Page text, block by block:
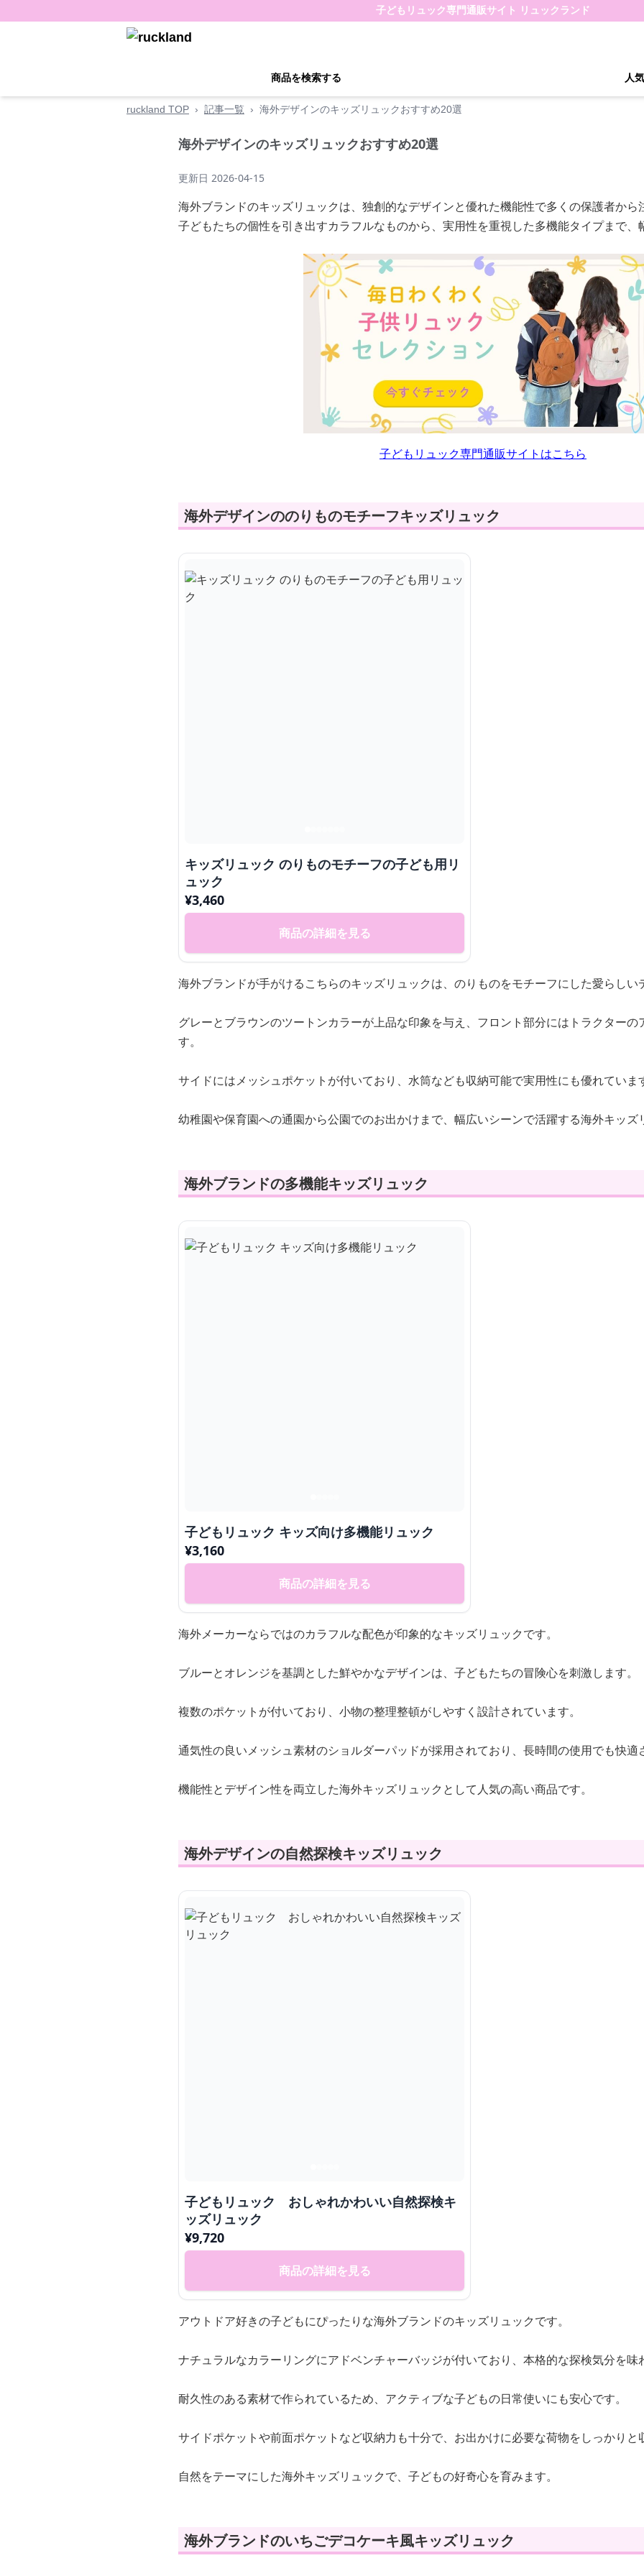
子どもリュック専門通販サイト リュックランド
商品を検索する 人
ruckland TOP › 記事一覧 › 海外デザインのキッズリュックおすすめ20選
海外デザインのキッズリュックおすすめ20選
更新日 2026-04-15
海外ブランドのキッズリュックは、独創的なデザインと優れた機能性で多くの保護者から
子どもたちの個性を引き出すカラフルなものから、実用性を重視した多機能タイプまで、
子どもリュック専門通販サイトはこちら
海外デザインののりものモチーフキッズリュック
キッズリュック のりものモチーフの子ども用リ
ュック
¥3,460
商品の詳細を見る
海外ブランドが手がけるこちらのキッズリュックは、のりものをモチーフにした愛らしい
グレーとブラウンのツートンカラーが上品な印象を与え、フロント部分にはトラクターの
す。
サイドにはメッシュポケットが付いており、水筒なども収納可能で実用性にも優れていま
幼稚園や保育園への通園から公園でのお出かけまで、幅広いシーンで活躍する海外キッズ
海外ブランドの多機能キッズリュック
子どもリュック キッズ向け多機能リュック
¥3,160
商品の詳細を見る
海外メーカーならではのカラフルな配色が印象的なキッズリュックです。
ブルーとオレンジを基調とした鮮やかなデザインは、子どもたちの冒険心を刺激します。
複数のポケットが付いており、小物の整理整頓がしやすく設計されています。
通気性の良いメッシュ素材のショルダーパッドが採用されており、長時間の使用でも快適
機能性とデザイン性を両立した海外キッズリュックとして人気の高い商品です。
海外デザインの自然探検キッズリュック
子どもリュック おしゃれかわいい自然探検キ
ッズリュック
¥9,720
商品の詳細を見る
アウトドア好きの子どもにぴったりな海外ブランドのキッズリュックです。
ナチュラルなカラーリングにアドベンチャーバッジが付いており、本格的な探検気分を味
耐久性のある素材で作られているため、アクティブな子どもの日常使いにも安心です。
サイドポケットや前面ポケットなど収納力も十分で、お出かけに必要な荷物をしっかりと
自然をテーマにした海外キッズリュックで、子どもの好奇心を育みます。
海外ブランドのいちごデコケーキ風キッズリュック